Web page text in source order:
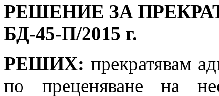
РЕШЕНИЕ ЗА
БД-45-П/2015 г.
РЕШИХ: прекратявам
по преценяване на